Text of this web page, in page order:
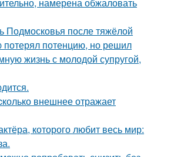
Подмосковья после тяжёлой
потерял потенцию, но решил
жизнь с молодой супругой,
внешнее отражает
которого любит весь мир: